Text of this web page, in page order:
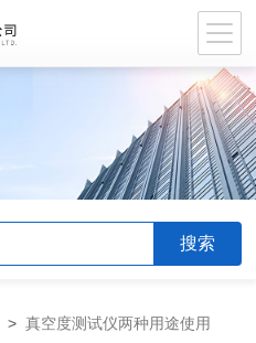
>真空度测试仪两种用途使用